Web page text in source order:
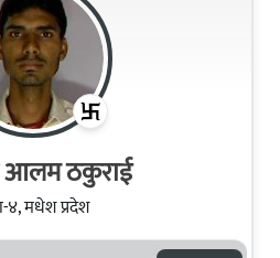
आलम ठकुराई
४, मधेश प्रदेश